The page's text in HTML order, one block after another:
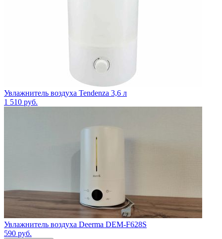
Увлажнитель воздуха Tendenza 3,6 л
1 510 руб.
Увлажнитель воздуха Deerma DEM-F628S
590 руб.